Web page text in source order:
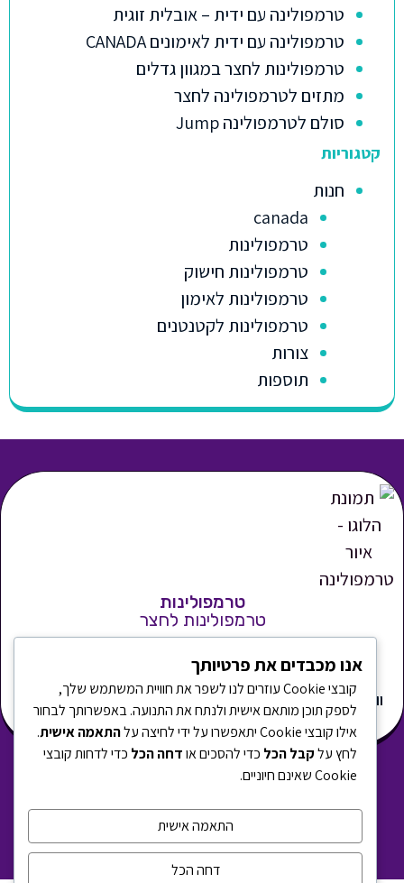
טרמפולינה עם ידית – אובלית זוגית
טרמפולינה עם ידית לאימונים CANADA
טרמפולינות לחצר במגוון גדלים
מתזים לטרמפולינה לחצר
סולם לטרמפולינה Jump
קטגוריות
חנות
canada
טרמפולינות
טרמפולינות חישוק
טרמפולינות לאימון
טרמפולינות לקטנטנים
צורות
תוספות
טרמפולינות לחצר
טרמפולינות
וואטסאפ
050-
7859779
woodenhouse@toornet.co.il
תשלום
מאובטח
משרדים -
כפר סבא
המוצרים באתר הם לשימוש פרטי * התמונות באתר להמחשה
מידע שימושי תקנון החנות
הצהרת פרטיות
אנו מכבדים את פרטיותך
קובצי Cookie עוזרים לנו לשפר את חוויית המשתמש שלך,
לספק תוכן מותאם אישית ולנתח את התנועה. באפשרותך לבחור
אילו קובצי Cookie יתאפשרו על ידי לחיצה על
התאמה אישית.
לחץ עלקבל הכל כדי להסכים אודחה הכל כדי לדחות קובצי
Cookie שאינם חיוניים.
התאמה אישית
דחה הכל